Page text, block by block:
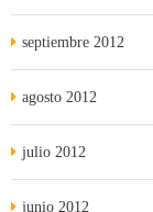
septiembre 2012
agosto 2012
julio 2012
junio 2012